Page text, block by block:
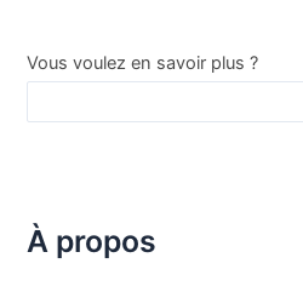
Vous voulez en savoir plus ?
À propos